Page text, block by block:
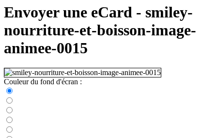
Envoyer une eCard - smiley-
nourriture-et-boisson-image-
animee-0015
Couleur du fond d'écran :